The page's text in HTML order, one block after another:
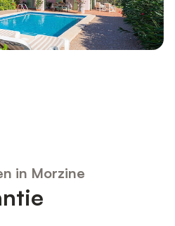
in Morzine